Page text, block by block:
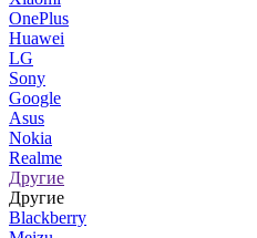
OnePlus
Huawei
LG
Sony
Google
Asus
Nokia
Realme
Другие
Другие
Blackberry